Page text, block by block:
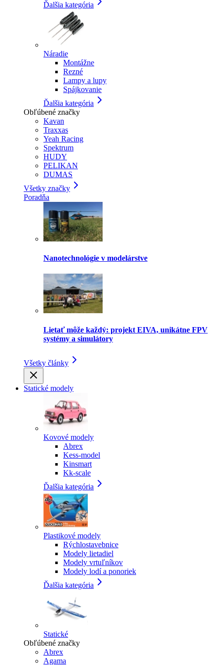
Ďalšia kategória
Náradie
Montážne
Rezné
Lampy a lupy
Spájkovanie
Ďalšia kategória
Obľúbené značky
Kavan
Traxxas
Yeah Racing
Spektrum
HUDY
PELIKAN
DUMAS
Všetky značky
Poradňa
Nanotechnológie v modelárstve
Lietať môže každý: projekt EIVA, unikátne FPV
systémy a simulátory
Všetky články
Statické modely
Kovové modely
Abrex
Kess-model
Kinsmart
Kk-scale
Ďalšia kategória
Plastikové modely
Rýchlostavebnice
Modely lietadiel
Modely vrtuľníkov
Modely lodí a ponoriek
Ďalšia kategória
Statické
Obľúbené značky
Abrex
Agama